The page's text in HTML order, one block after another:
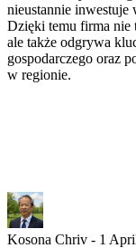
nieustannie
Dzięki temu firma nie
ale także odgrywa
gospodarczego oraz
w regionie.
Kosona Chriv - 1